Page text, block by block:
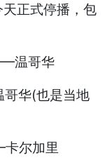
正式停播，包
温哥华
华(也是当地
尔加里